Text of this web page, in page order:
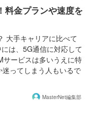
料金プランや速度を
大手キャリアに比べて
は、5G通信に対応して
サービスは多いうえに特
ってしまう人もいるで
MasterNet編集部